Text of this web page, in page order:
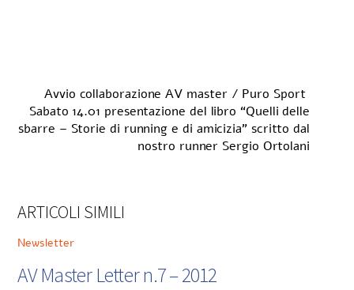
Avvio collaborazione AV master / Puro Sport
Sabato 14.01 presentazione del libro “Quelli delle
sbarre – Storie di running e di amicizia” scritto dal
nostro runner Sergio Ortolani
ARTICOLI SIMILI
Newsletter
AV Master Letter n.7 – 2012